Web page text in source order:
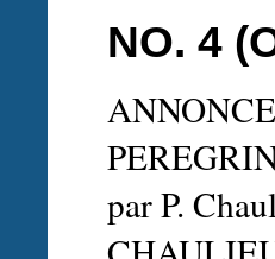
NO. 4
par P.